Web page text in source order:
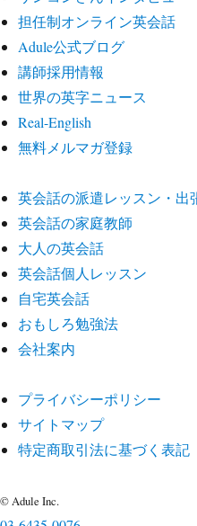
担任制オンライン英会話
Adule公式ブログ
講師採用情報
世界の英字ニュース
Real-English
無料メルマガ登録
英会話の派遣レッスン・出
英会話の家庭教師
大人の英会話
英会話個人レッスン
自宅英会話
おもしろ勉強法
会社案内
プライバシーポリシー
サイトマップ
特定商取引法に基づく表記
© Adule Inc.